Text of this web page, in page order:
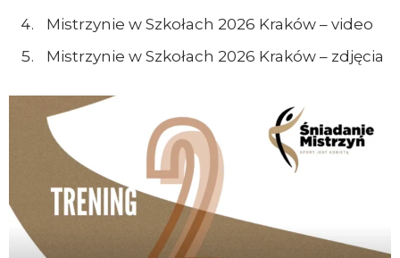
Mistrzynie w Szkołach 2026 Kraków – video
Mistrzynie w Szkołach 2026 Kraków – zdjęcia